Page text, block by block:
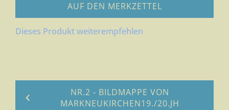
AUF DEN MERKZETTEL
Dieses Produkt weiterempfehlen
NR.2 - BILDMAPPE VON
MARKNEUKIRCHEN19./20.JH